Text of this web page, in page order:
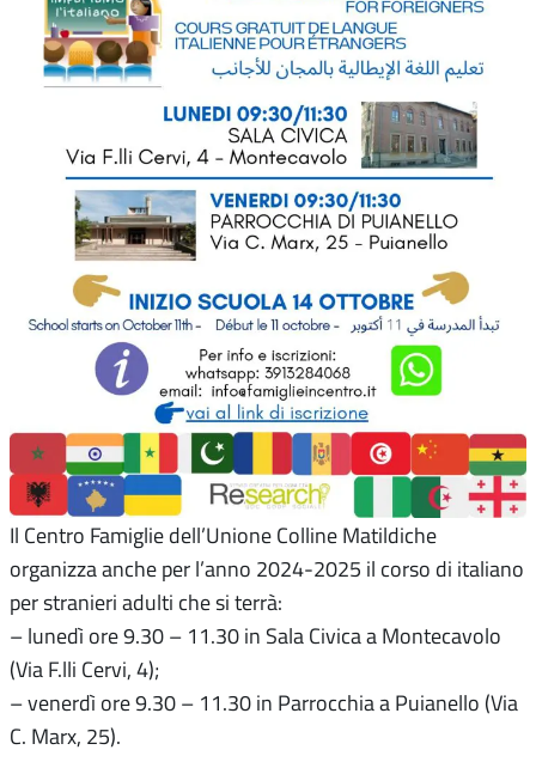
Il Centro Famiglie dell’Unione Colline Matildiche
organizza anche per l’anno 2024-2025 il corso di italiano
per stranieri adulti che si terrà:
– lunedì ore 9.30 – 11.30 in Sala Civica a Montecavolo
(Via F.lli Cervi, 4);
– venerdì ore 9.30 – 11.30 in Parrocchia a Puianello (Via
C. Marx, 25).